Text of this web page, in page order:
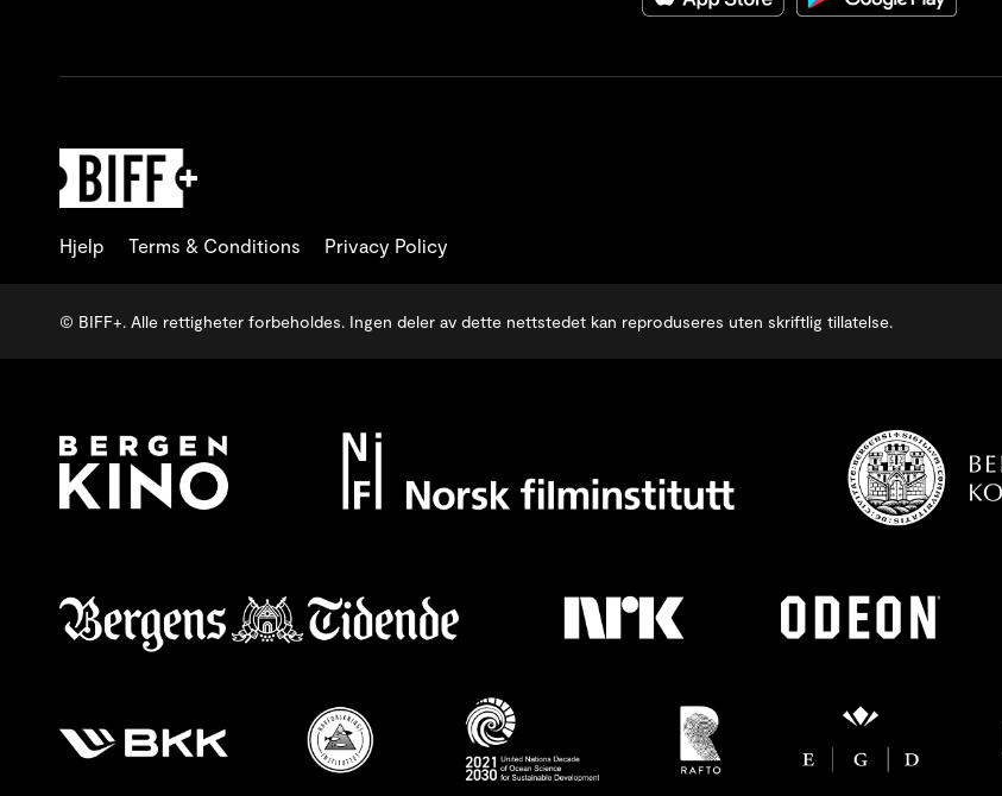
Hjelp Terms & Conditions Privacy Policy
© BIFF+. Alle rettigheter forbeholdes. Ingen deler av dette nettstedet kan reproduseres uten skriftlig tillatelse.